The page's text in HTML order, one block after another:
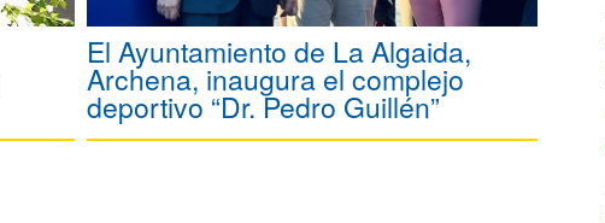
El Ayuntamiento de La Algaida,
Archena, inaugura el complejo
deportivo “Dr. Pedro Guillén”